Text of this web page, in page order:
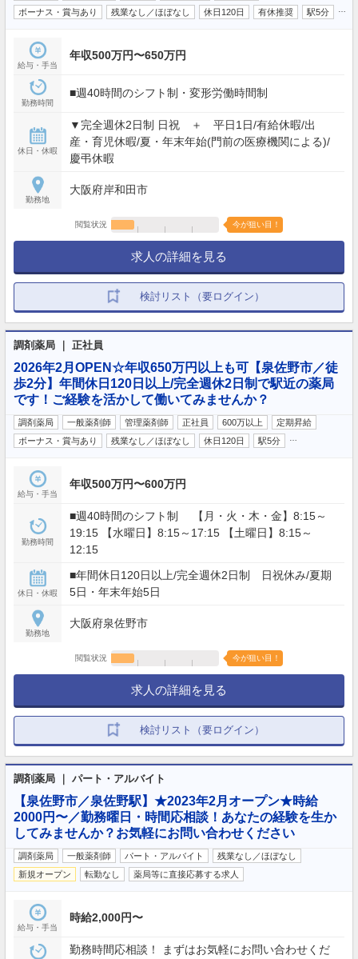
ボーナス・賞与あり
残業なし／ほぼなし 休日120日 有休推奨 駅5分
給与・手当
年収500万円〜650万円
勤務時間
■週40時間のシフト制・変形労働時間制
休日・休暇
▼完全週休2日制 日祝 ＋ 平日1日/有給休暇/出
産・育児休暇/夏・年末年始(門前の医療機関による)/
慶弔休暇
勤務地
大阪府岸和田市
閲覧状況 今が狙い目！
求人の詳細を見る
検討リスト（要ログイン）
調剤薬局 ｜ 正社員
2026年2月OPEN☆年収650万円以上も可【泉佐野市／徒
歩2分】年間休日120日以上/完全週休2日制で駅近の薬局
です！ご経験を活かして働いてみませんか？
調剤薬局 一般薬剤師 管理薬剤師 正社員 600万以上
定期昇給
ボーナス・賞与あり
残業なし／ほぼなし 休日120日 駅5分
給与・手当
年収500万円〜600万円
勤務時間
■週40時間のシフト制 【月・火・木・金】8:15～
19:15 【水曜日】8:15～17:15 【土曜日】8:15～
12:15
休日・休暇
■年間休日120日以上/完全週休2日制 日祝休み/夏期
5日・年末年始5日
勤務地
大阪府泉佐野市
閲覧状況 今が狙い目！
求人の詳細を見る
検討リスト（要ログイン）
調剤薬局 ｜ パート・アルバイト
【泉佐野市／泉佐野駅】★2023年2月オープン★時給
2000円〜／勤務曜日・時間応相談！あなたの経験を生か
してみませんか？お気軽にお問い合わせください
調剤薬局 一般薬剤師 パート・アルバイト
残業なし／ほぼなし
新規オープン
転勤なし 薬局等に直接応募する求人
給与・手当
時給2,000円〜
勤務時間応相談！ まずはお気軽にお問い合わせくだ